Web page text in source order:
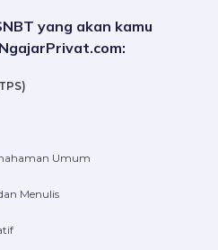
yang akan kamu
Umum
Menulis